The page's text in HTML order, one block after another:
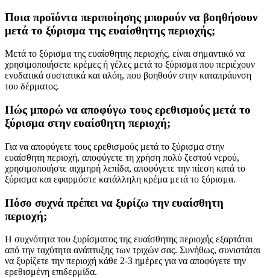
Ποια προϊόντα περιποίησης μπορούν να βοηθήσουν
μετά το ξύρισμα της ευαίσθητης περιοχής;
Μετά το ξύρισμα της ευαίσθητης περιοχής, είναι σημαντικό να
χρησιμοποιήσετε κρέμες ή γέλες μετά το ξύρισμα που περιέχουν
ενυδατικά συστατικά και αλόη, που βοηθούν στην καταπράυνση
του δέρματος.
Πώς μπορώ να αποφύγω τους ερεθισμούς μετά το
ξύρισμα στην ευαίσθητη περιοχή;
Για να αποφύγετε τους ερεθισμούς μετά το ξύρισμα στην
ευαίσθητη περιοχή, αποφύγετε τη χρήση πολύ ζεστού νερού,
χρησιμοποιήστε αιχμηρή λεπίδα, αποφύγετε την πίεση κατά το
ξύρισμα και εφαρμόστε κατάλληλη κρέμα μετά το ξύρισμα.
Πόσο συχνά πρέπει να ξυρίζω την ευαίσθητη
περιοχή;
Η συχνότητα του ξυρίσματος της ευαίσθητης περιοχής εξαρτάται
από την ταχύτητα ανάπτυξης των τριχών σας. Συνήθως, συνιστάται
να ξυρίζετε την περιοχή κάθε 2-3 ημέρες για να αποφύγετε την
ερεθισμένη επιδερμίδα.